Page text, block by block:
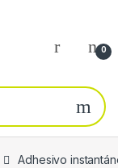
0
Adhesivo